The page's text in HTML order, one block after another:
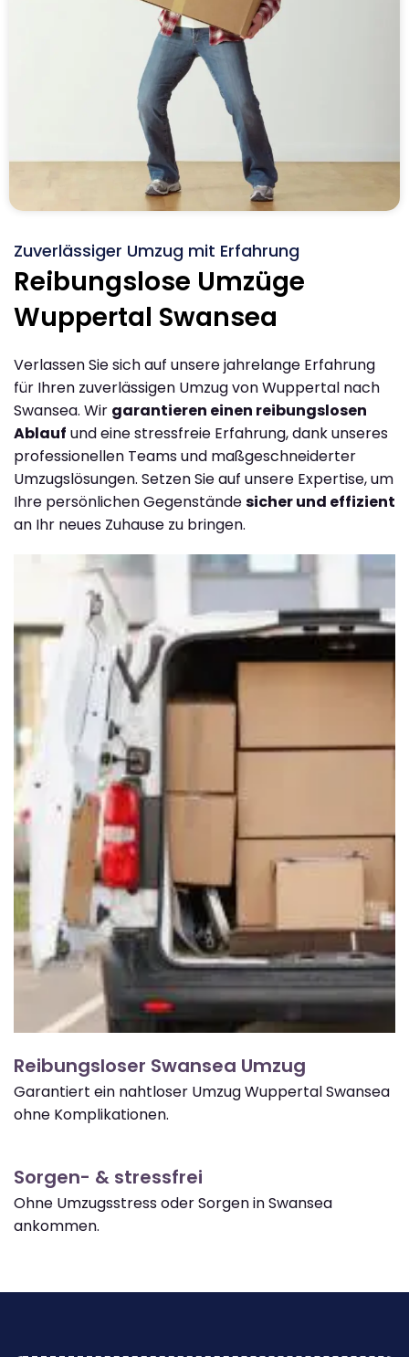
Zuverlässiger Umzug mit Erfahrung
Reibungslose Umzüge
Wuppertal Swansea
Verlassen Sie sich auf unsere jahrelange Erfahrung
für Ihren zuverlässigen Umzug von Wuppertal nach
Swansea. Wir garantieren einen reibungslosen
Ablauf und eine stressfreie Erfahrung, dank unseres
professionellen Teams und maßgeschneiderter
Umzugslösungen. Setzen Sie auf unsere Expertise, um
Ihre persönlichen Gegenständesicher und effizient
an Ihr neues Zuhause zu bringen.
Reibungsloser Swansea Umzug
Garantiert ein nahtloser Umzug Wuppertal Swansea
ohne Komplikationen.
Sorgen- & stressfrei
Ohne Umzugsstress oder Sorgen in Swansea
ankommen.